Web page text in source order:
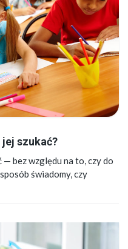
szukać?
— bez względu na to, czy do
świadomy, czy